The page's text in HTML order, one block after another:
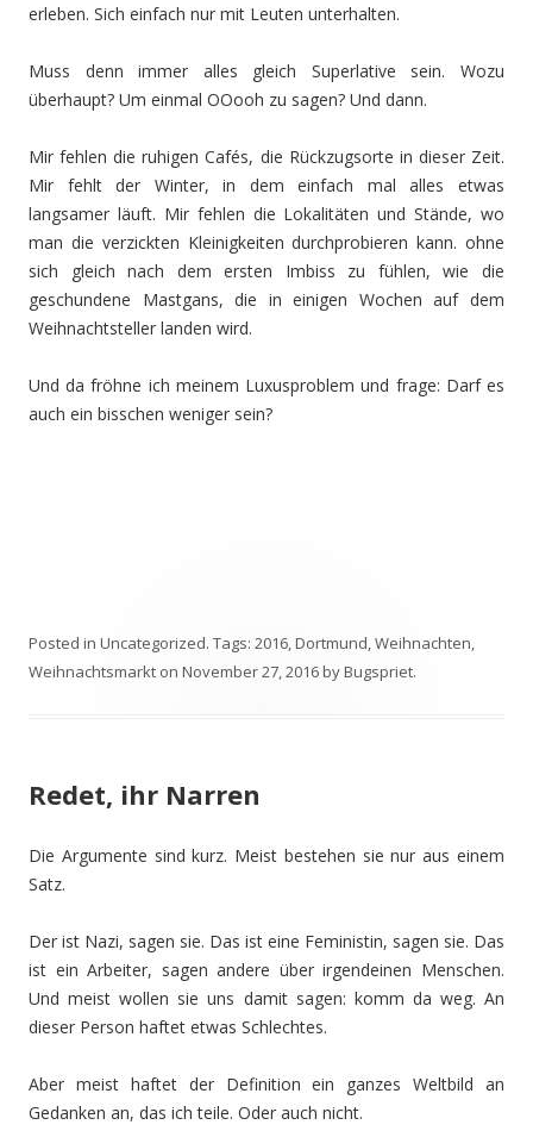
erleben. Sich einfach nur mit Leuten unterhalten.
Muss denn immer alles gleich Superlative sein. Wozu
überhaupt? Um einmal OOooh zu sagen? Und dann.
Mir fehlen die ruhigen Cafés, die Rückzugsorte in dieser Zeit.
Mir fehlt der Winter, in dem einfach mal alles etwas
langsamer läuft. Mir fehlen die Lokalitäten und Stände, wo
man die verzickten Kleinigkeiten durchprobieren kann. ohne
sich gleich nach dem ersten Imbiss zu fühlen, wie die
geschundene Mastgans, die in einigen Wochen auf dem
Weihnachtsteller landen wird.
Und da fröhne ich meinem Luxusproblem und frage: Darf es
auch ein bisschen weniger sein?
Posted in Uncategorized. Tags: 2016,Dortmund,Weihnachten,
Weihnachtsmarkt on November 27, 2016byBugspriet.
Redet, ihr Narren
Die Argumente sind kurz. Meist bestehen sie nur aus einem
Satz.
Der ist Nazi, sagen sie. Das ist eine Feministin, sagen sie. Das
ist ein Arbeiter, sagen andere über irgendeinen Menschen.
Und meist wollen sie uns damit sagen: komm da weg. An
dieser Person haftet etwas Schlechtes.
Aber meist haftet der Definition ein ganzes Weltbild an
Gedanken an, das ich teile. Oder auch nicht.